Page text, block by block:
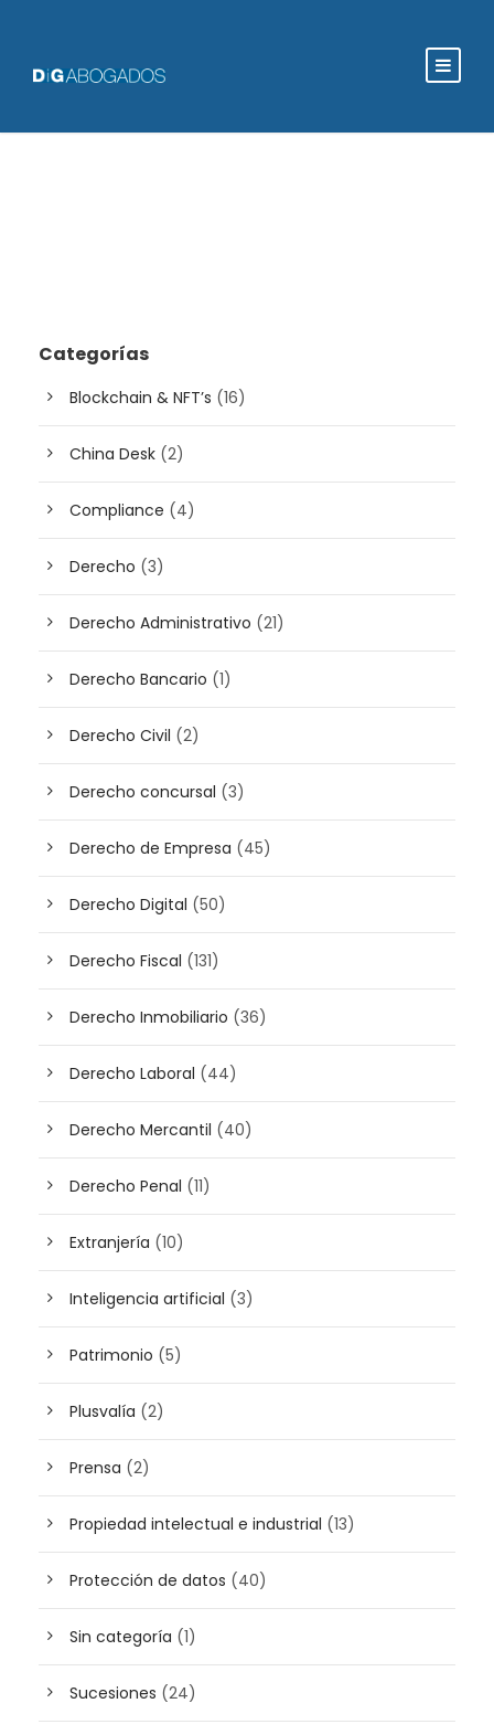
Categorías
Blockchain & NFT’s (16)
China Desk (2)
Compliance (4)
Derecho (3)
Derecho Administrativo (21)
Derecho Bancario (1)
Derecho Civil (2)
Derecho concursal (3)
Derecho de Empresa (45)
Derecho Digital (50)
Derecho Fiscal (131)
Derecho Inmobiliario (36)
Derecho Laboral (44)
Derecho Mercantil (40)
Derecho Penal (11)
Extranjería (10)
Inteligencia artificial (3)
Patrimonio (5)
Plusvalía (2)
Prensa (2)
Propiedad intelectual e industrial (13)
Protección de datos (40)
Sin categoría (1)
Sucesiones (24)